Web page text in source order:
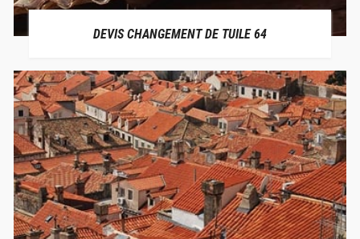
DEVIS CHANGEMENT DE TUILE 64